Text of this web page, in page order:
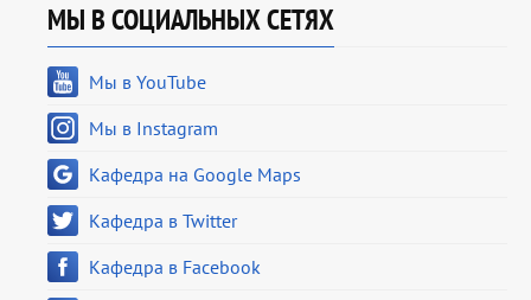
МЫ В СОЦИАЛЬНЫХ СЕТЯХ
Мы в YouTube
Мы в Instagram
Кафедра на Google Maps
Кафедра в Twitter
Кафедра в Facebook